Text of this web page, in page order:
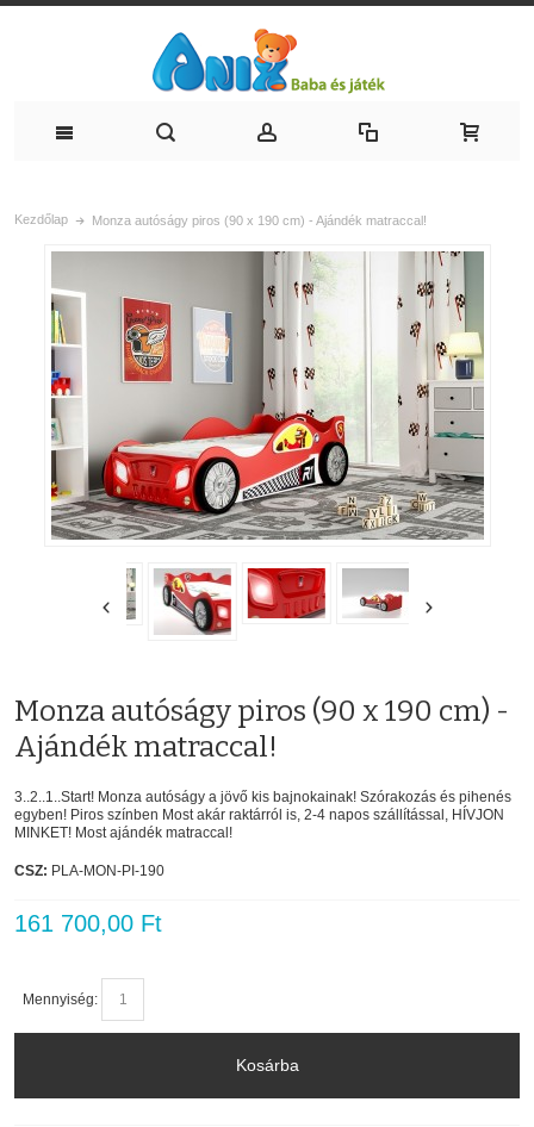
Kezdőlap Monza autóságy piros (90 x 190 cm) - Ajándék matraccal!
Monza autóságy piros (90 x 190 cm) -
Ajándék matraccal!
3..2..1..Start! Monza autóságy a jövő kis bajnokainak! Szórakozás és pihenés
egyben! Piros színben Most akár raktárról is, 2-4 napos szállítással, HÍVJON
MINKET! Most ajándék matraccal!
CSZ: PLA-MON-PI-190
161 700,00 Ft
Mennyiség:
Kosárba